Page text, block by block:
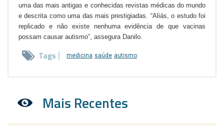
uma das mais antigas e conhecidas revistas médicas do mundo
e descrita como uma das mais prestigiadas. “Aliás,o estudo foi
replicado e não existe nenhuma evidência de que vacinas
possam causar autismo”, assegura Danilo.
Tags medicina saúde autismo
Mais Recentes